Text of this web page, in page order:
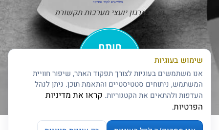
חבר בארגון יועצי מערכות תקשורת
חותם האמינות של דן אנד ברדסטריט
שימוש בעוגיות
אנו משתמשים בעוגיות לצורך תפקוד האתר, שיפור חוויית
המשתמש, ניתוחים סטטיסטיים והתאמת תוכן. ניתן לנהל
העדפות ולהתאים את הקטגוריות. קראו את מדיניות
הפרטיות.